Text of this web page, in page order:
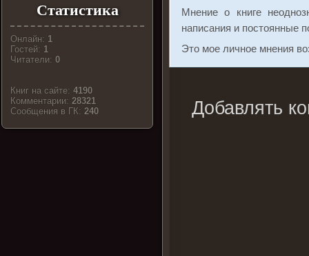
Статистика
Онлайн: 1
Гостей: 1
Читатели:0
Книг на сайте:4190
Комментарии:28321
Cообщения в ГК:240
Мнение о книге
написания и постоянные
Это мое личное мнения
Добавлять